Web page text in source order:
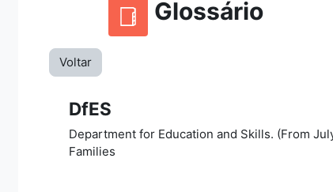
Glossário
Voltar
DfES
Department for Education and Skills. (From
Families